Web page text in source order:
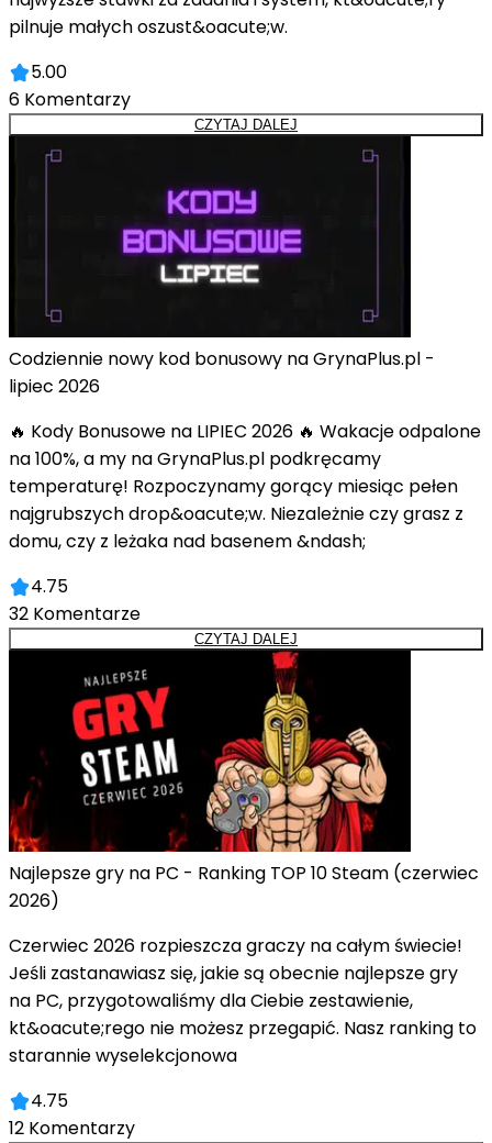
pilnuje małych oszust&oacute;w.
5.00
6 Komentarzy
CZYTAJ DALEJ
Codziennie nowy kod bonusowy na GrynaPlus.pl -
lipiec 2026
🔥 Kody Bonusowe na LIPIEC 2026 🔥 Wakacje odpalone
na 100%, a my na GrynaPlus.pl podkręcamy
temperaturę! Rozpoczynamy gorący miesiąc pełen
najgrubszych drop&oacute;w. Niezależnie czy grasz z
domu, czy z leżaka nad basenem &ndash;
4.75
32 Komentarze
CZYTAJ DALEJ
Najlepsze gry na PC - Ranking TOP 10 Steam (czerwiec
2026)
Czerwiec 2026 rozpieszcza graczy na całym świecie!
Jeśli zastanawiasz się, jakie są obecnie najlepsze gry
na PC, przygotowaliśmy dla Ciebie zestawienie,
kt&oacute;rego nie możesz przegapić. Nasz ranking to
starannie wyselekcjonowa
4.75
12 Komentarzy